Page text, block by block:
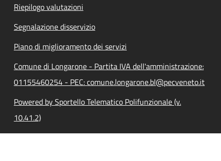
Riepilogo valutazioni
Segnalazione disservizio
Piano di miglioramento dei servizi
Comune di Longarone - Partita IVA dell'amministrazione:
01155460254 - PEC: comune.longarone.bl@pecveneto.it
Powered by Sportello Telematico Polifunzionale (v.
10.41.2)